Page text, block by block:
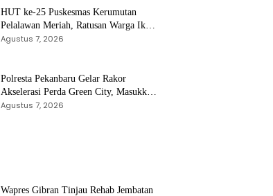
HUT ke-25 Puskesmas Kerumutan
Pelalawan Meriah, Ratusan Warga Ikuti
Jalan Santai dan Cek Kesehatan Gratis
Agustus 7, 2026
Polresta Pekanbaru Gelar Rakor
Akselerasi Perda Green City, Masukkan
ke Kurikulum Sekolah
Agustus 7, 2026
Wapres Gibran Tinjau Rehab Jembatan